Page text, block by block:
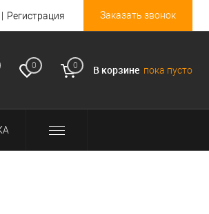
Регистрация Заказать звонок
0 0 В корзине пока пусто